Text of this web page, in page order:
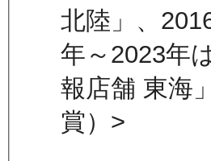
北陸」、
年～2023年
報店舗 東海
賞）>